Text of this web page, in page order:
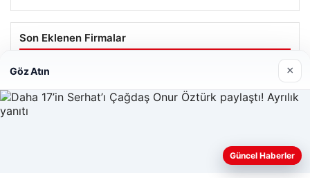
Son Eklenen Firmalar
Cengiz Sigorta
23/06/2026
Web sitemizi nasıl kullandığınızı daha iyi anlayabilmek,
Göz Atın ×
Güncel Haberler